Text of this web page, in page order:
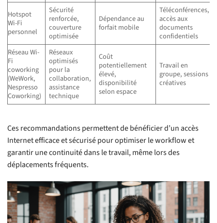
Hotspot
Wi-Fi
personnel
Sécurité
renforcée,
couverture
optimisée
Dépendance au
forfait mobile
Téléconférences,
accès aux
documents
confidentiels
Réseau Wi-
Fi
coworking
(WeWork,
Nespresso
Coworking)
Réseaux
optimisés
pour la
collaboration,
assistance
technique
Coût
potentiellement
élevé,
disponibilité
selon espace
Travail en
groupe, sessions
créatives
Ces recommandations permettent de bénéficier d’un accès
Internet efficace et sécurisé pour optimiser le workflow et
garantir une continuité dans le travail, même lors des
déplacements fréquents.